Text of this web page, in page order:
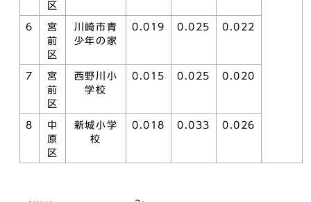
区
6
宮
前
区
川崎市青
少年の家
0.019 0.025 0.022
7
宮
前
区
西野川小
学校
0.015 0.025 0.020
8
中
原
区
新城小学
校
0.018 0.033 0.026